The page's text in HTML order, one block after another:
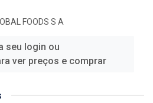
FOODS S A
seu login ou
ver preços e comprar